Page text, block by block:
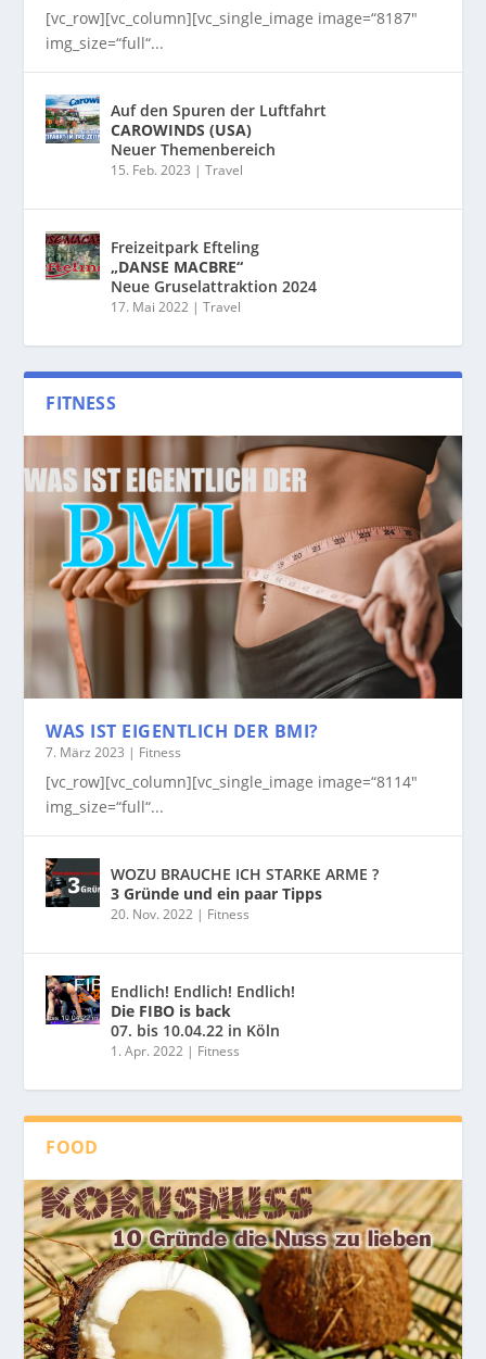
[vc_row][vc_column][vc_single_image image=“8187″
img_size=“full“...
Auf den Spuren der Luftfahrt
CAROWINDS (USA)
Neuer Themenbereich
15. Feb. 2023 |Travel
Freizeitpark Efteling
„DANSE MACBRE“
Neue Gruselattraktion 2024
17. Mai 2022 |Travel
FITNESS
WAS IST EIGENTLICH DER BMI?
7. März 2023 | Fitness
[vc_row][vc_column][vc_single_image image=“8114″
img_size=“full“...
WOZU BRAUCHE ICH STARKE ARME ?
3 Gründe und ein paar Tipps
20. Nov. 2022 | Fitness
Endlich! Endlich! Endlich!
Die FIBO is back
07. bis 10.04.22 in Köln
1. Apr. 2022 | Fitness
FOOD